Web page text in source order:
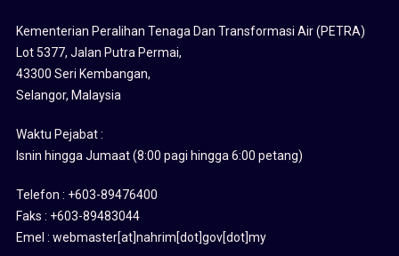
Kementerian Peralihan Tenaga Dan Transformasi Air (PETRA)
Lot 5377, Jalan Putra Permai,
43300 Seri Kembangan,
Selangor, Malaysia
Waktu Pejabat :
Isnin hingga Jumaat (8:00 pagi hingga 6:00 petang)
Telefon : +603-89476400
Faks : +603-89483044
Emel : webmaster[at]nahrim[dot]gov[dot]my